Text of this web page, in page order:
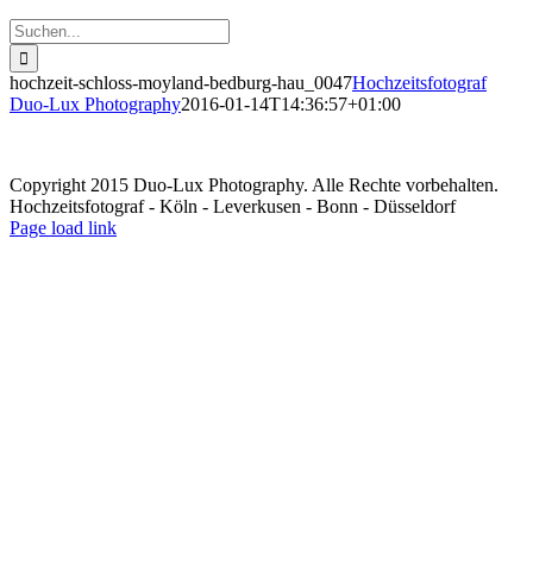
Suche
nach:
hochzeit-schloss-moyland-bedburg-hau_0047Hochzeitsfotograf
Duo-Lux Photography2016-01-14T14:36:57+01:00
Copyright 2015 Duo-Lux Photography. Alle Rechte vorbehalten.
Hochzeitsfotograf - Köln - Leverkusen - Bonn - Düsseldorf
Facebook
Page load link